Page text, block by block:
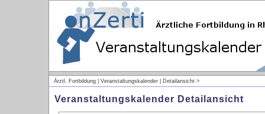
Ärztl. Fortbildung | Veranstaltungskalender | Detailansicht >
Veranstaltungskalender Detailansicht